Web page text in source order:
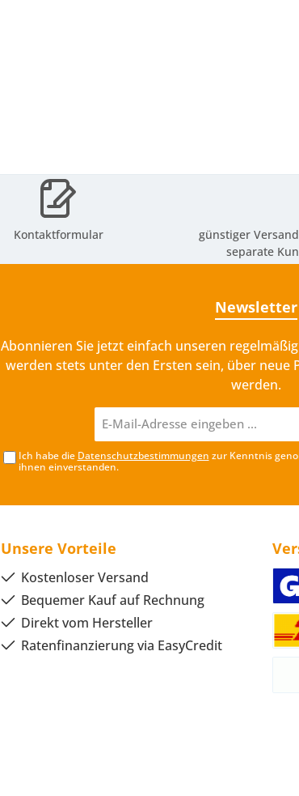
Kontaktformular günstiger
separate
Newsletter
Abonnieren Sie jetzt einfach unseren
werden stets unter den Ersten sein, über
werden.
Mail-
Adresse*
Ich habe die Datenschutzbestimmungen zur Kenntnis
ihnen einverstanden.
Unsere Vorteile
Kostenloser Versand
Bequemer Kauf auf Rechnung
Direkt vom Hersteller
Ratenfinanzierung via EasyCredit